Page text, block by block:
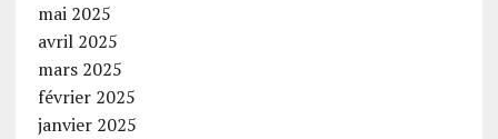
mai 2025
avril 2025
mars 2025
février 2025
janvier 2025